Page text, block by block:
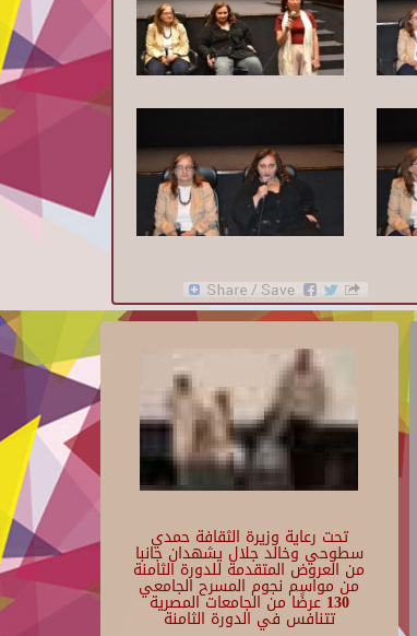
تحت رعاية وزيرة الثقافة حمدي
سطوحي وخالد جلال يشهدان جانبا
من العروض المتقدمة للدورة الثامنة
من مواسم نجوم المسرح الجامعي
130 عرضًا من الجامعات المصرية
تتنافس في الدورة الثامنة